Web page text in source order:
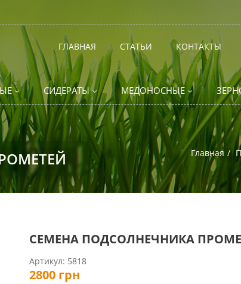
ГЛАВНАЯ СТАТЬИ КОНТАКТЫ
СИДЕРАТЫ МЕДОНОСНЫЕ
Главная
СЕМЕНА ПОДСОЛНЕЧНИКА
Артикул: 5818
2800 грн